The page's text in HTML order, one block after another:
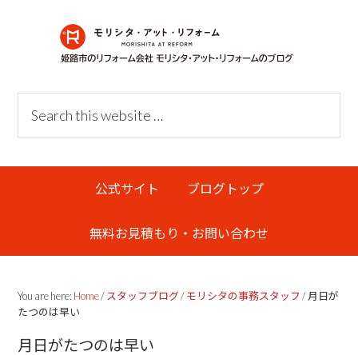
Header
Right
this
公式サイト ブログトップ
無料お見積もり・お問い合わせ
You are here: Home/ スタッフブログ /モリシタの事務スタッフ /月日が
たつのは早い
月日がたつのは早い